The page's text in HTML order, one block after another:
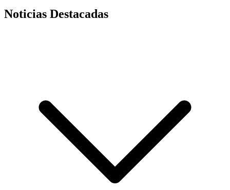
Noticias Destacadas